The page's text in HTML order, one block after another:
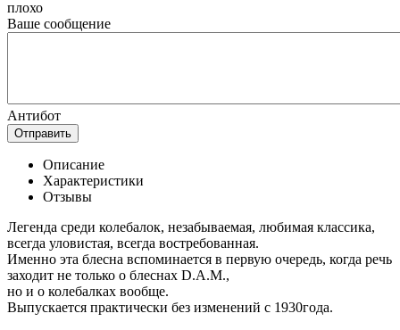
плохо
Ваше сообщение
Антибот
Отправить
Описание
Характеристики
Отзывы
Легенда среди колебалок, незабываемая, любимая классика,
всегда уловистая, всегда востребованная.
Именно эта блесна вспоминается в первую очередь, когда речь
заходит не только о блеснах D.A.M.,
но и о колебалках вообще.
Выпускается практически без изменений с 1930года.